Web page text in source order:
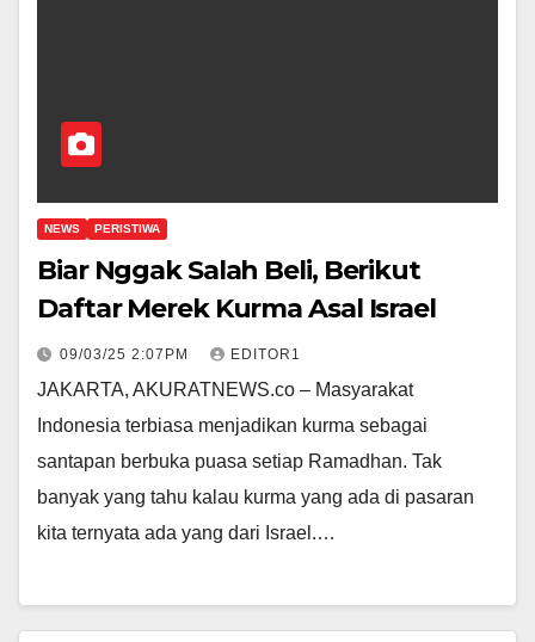
NEWS PERISTIWA
Biar Nggak Salah Beli, Berikut
Daftar Merek Kurma Asal Israel
09/03/25 2:07PM EDITOR1
JAKARTA, AKURATNEWS.co – Masyarakat
Indonesia terbiasa menjadikan kurma sebagai
santapan berbuka puasa setiap Ramadhan. Tak
banyak yang tahu kalau kurma yang ada di pasaran
kita ternyata ada yang dari Israel.…